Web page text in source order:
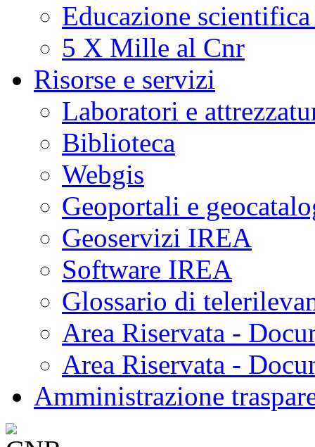
Educazione
5 X Mille al Cnr
Risorse e servizi
Laboratori e
Biblioteca
Webgis
Geoportali e
Geoservizi IREA
Software IREA
Glossario di
Area Riservata -
Area Riservata -
Amministrazione